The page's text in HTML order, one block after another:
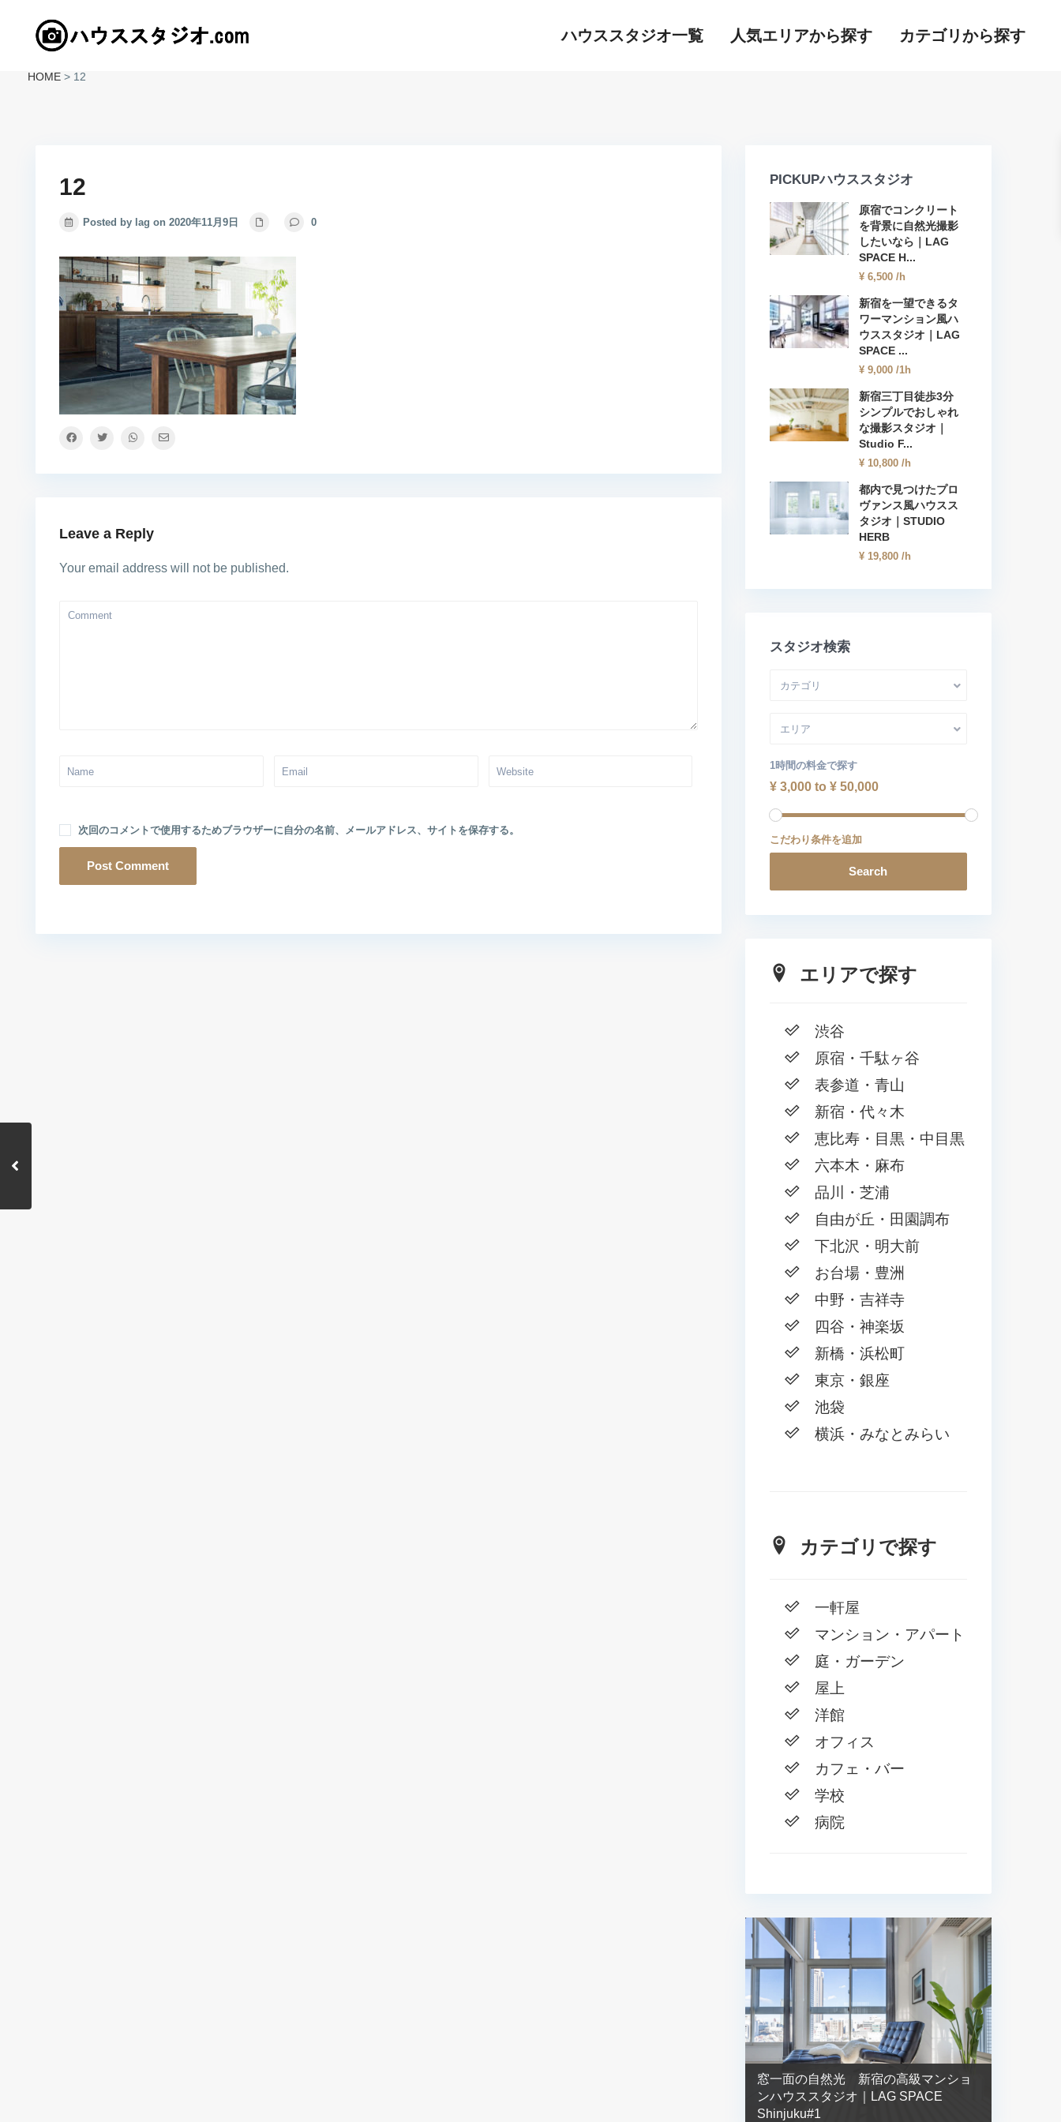
ハウススタジオ一覧 人気エリアから探す カテゴリから探す
HOME > 12
12
Posted by lag on 2020年11月9日 0
Leave a Reply
Your email address will not be published.
次回のコメントで使用するためブラウザーに自分の名前、メールアドレス、サイトを保存する。
PICKUPハウススタジオ
原宿でコンクリート
を背景に自然光撮影
したいなら｜LAG
SPACE H...
¥ 6,500 /h
新宿を一望できるタ
ワーマンション風ハ
ウススタジオ｜LAG
SPACE ...
¥ 9,000 /1h
新宿三丁目徒歩3分
シンプルでおしゃれ
な撮影スタジオ｜
Studio F...
¥ 10,800 /h
都内で見つけたプロ
ヴァンス風ハウスス
タジオ｜STUDIO
HERB
¥ 19,800 /h
スタジオ検索
カテゴリ
エリア
1時間の料金で探す
¥ 3,000 to ¥ 50,000
こだわり条件を追加
Search
エリアで探す
渋谷
原宿・千駄ヶ谷
表参道・青山
新宿・代々木
恵比寿・目黒・中目黒
六本木・麻布
品川・芝浦
自由が丘・田園調布
下北沢・明大前
お台場・豊洲
中野・吉祥寺
四谷・神楽坂
新橋・浜松町
東京・銀座
池袋
横浜・みなとみらい
カテゴリで探す
一軒屋
マンション・アパート
庭・ガーデン
屋上
洋館
オフィス
カフェ・バー
学校
病院
窓一面の自然光 新宿の高級マンショ
ンハウススタジオ｜LAG SPACE
Shinjuku#1